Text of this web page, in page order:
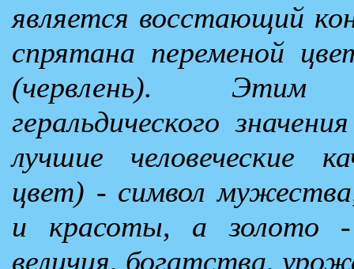
является восстающий
спрятана переменой
(червлень). Этим
геральдического
лучшие человеческие
цвет) - символ
и красоты, а золото -
величия, богатства,